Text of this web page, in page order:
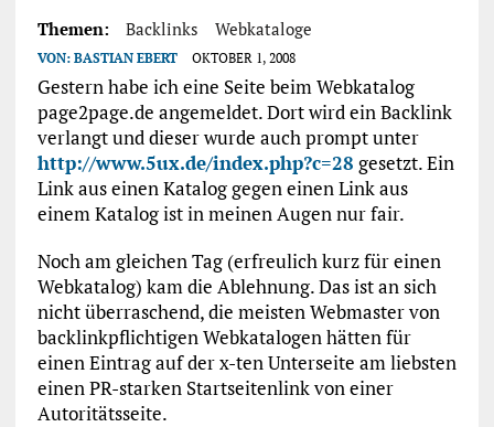
Themen: Backlinks Webkataloge
VON: BASTIAN EBERT OKTOBER 1, 2008
Gestern habe ich eine Seite beim Webkatalog
page2page.de angemeldet. Dort wird ein Backlink
verlangt und dieser wurde auch prompt unter
http://www.5ux.de/index.php?c=28 gesetzt. Ein
Link aus einen Katalog gegen einen Link aus
einem Katalog ist in meinen Augen nur fair.
Noch am gleichen Tag (erfreulich kurz für einen
Webkatalog) kam die Ablehnung. Das ist an sich
nicht überraschend, die meisten Webmaster von
backlinkpflichtigen Webkatalogen hätten für
einen Eintrag auf der x-ten Unterseite am liebsten
einen PR-starken Startseitenlink von einer
Autoritätsseite.